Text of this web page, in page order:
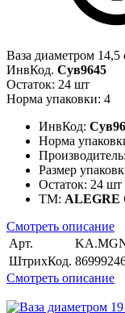
Ваза диаметром
ИнвКод. Сув9645
Остаток: 24 шт
Норма упаковки: 4
ИнвКод:
Норма
Производитель:
Размер
Остаток: 24 шт
ТМ: ALEGRE
Смотреть описание
Арт.
ШтрихКод.
Смотреть описание